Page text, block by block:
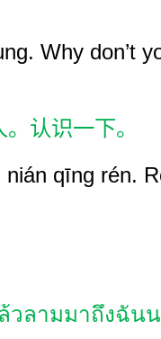
Why don’t
认识一下。
nián qīng rén.
วลามมาถึงฉัน